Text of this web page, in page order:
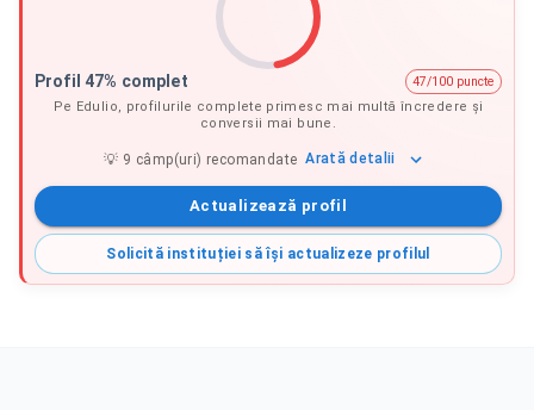
Profil 47% complet
47/100 puncte
Pe Edulio, profilurile complete primesc mai multă încredere și
conversii mai bune.
💡 9 câmp(uri) recomandate Arată detalii
Actualizează profil
Solicită instituției să își actualizeze profilul